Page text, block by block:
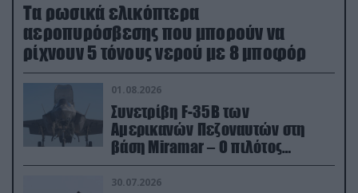
Τα ρωσικά ελικόπτερα
αεροπυρόσβεσης που μπορούν να
ρίχνουν 5 τόνους νερού με 8 μποφόρ
01.08.2026
Συνετρίβη F-35B των
Αμερικανών Πεζοναυτών στη
βάση Miramar – Ο πιλότος
εκτινάχθηκε εγκαίρως
30.07.2026